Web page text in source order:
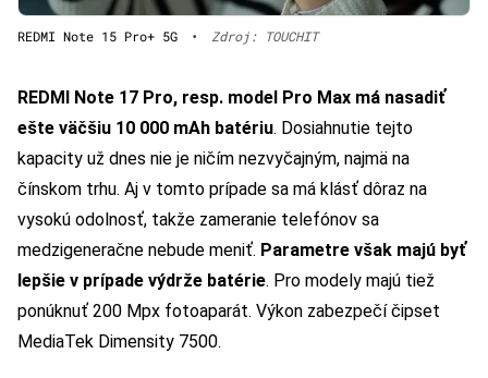
REDMI Note 15 Pro+ 5G • Zdroj: TOUCHIT
REDMI Note 17 Pro, resp. model Pro Max má nasadiť
ešte väčšiu 10 000 mAh batériu. Dosiahnutie tejto
kapacity už dnes nie je ničím nezvyčajným, najmä na
čínskom trhu. Aj v tomto prípade sa má klásť dôraz na
vysokú odolnosť, takže zameranie telefónov sa
medzigeneračne nebude meniť. Parametre však majú byť
lepšie v prípade výdrže batérie. Pro modely majú tiež
ponúknuť 200 Mpx fotoaparát. Výkon zabezpečí čipset
MediaTek Dimensity 7500.